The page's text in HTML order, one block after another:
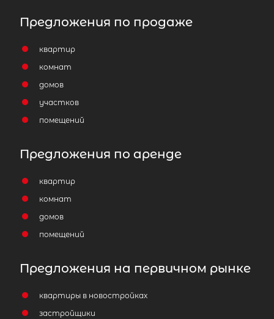
Предложения по продаже
квартир
комнат
домов
участков
помещений
Предложения по аренде
квартир
комнат
домов
помещений
Предложения на первичном рынке
квартиры в новостройках
застройщики